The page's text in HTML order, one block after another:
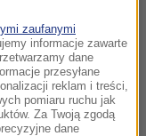
zaufanymi
informacje zawarte
dane
przesyłane
reklam i treści,
pomiaru ruchu jak
Za Twoją zgodą
dane